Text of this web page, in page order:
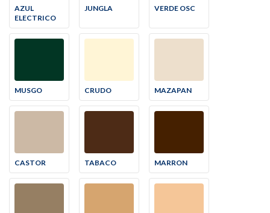
AZUL
ELECTRICO
JUNGLA VERDE OSC
MUSGO CRUDO MAZAPAN
CASTOR TABACO MARRON